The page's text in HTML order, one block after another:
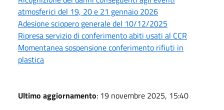
atmosferici del 19, 20 e 21 gennaio 2026
Adesione sciopero generale del 10/12/2025
Ripresa servizio di conferimento abiti usati al CCR
Momentanea sospensione conferimento rifiuti in
plastica
Ultimo aggiornamento: 19 novembre 2025, 15:40